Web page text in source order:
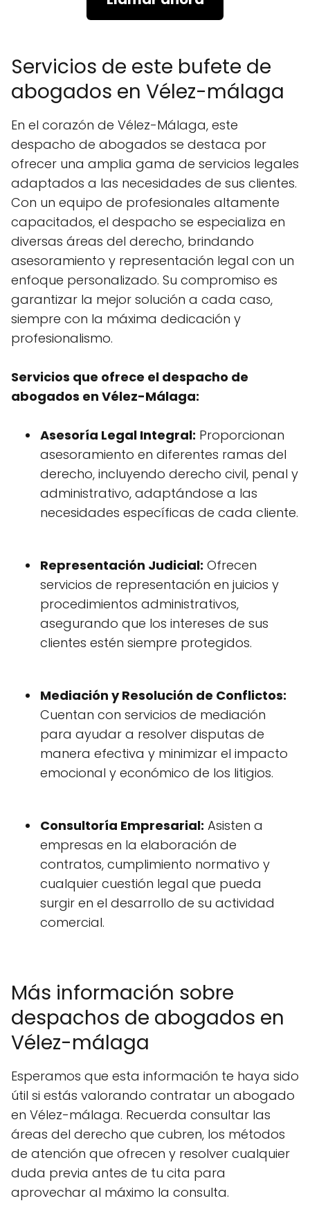
Servicios de este bufete de
abogados en Vélez-málaga
En el corazón de Vélez-Málaga, este
despacho de abogados se destaca por
ofrecer una amplia gama de servicios legales
adaptados a las necesidades de sus clientes.
Con un equipo de profesionales altamente
capacitados, el despacho se especializa en
diversas áreas del derecho, brindando
asesoramiento y representación legal con un
enfoque personalizado. Su compromiso es
garantizar la mejor solución a cada caso,
siempre con la máxima dedicación y
profesionalismo.
Servicios que ofrece el despacho de
abogados en Vélez-Málaga:
Asesoría Legal Integral: Proporcionan
asesoramiento en diferentes ramas del
derecho, incluyendo derecho civil, penal y
administrativo, adaptándose a las
necesidades específicas de cada cliente.
Representación Judicial: Ofrecen
servicios de representación en juicios y
procedimientos administrativos,
asegurando que los intereses de sus
clientes estén siempre protegidos.
Mediación y Resolución de Conflictos:
Cuentan con servicios de mediación
para ayudar a resolver disputas de
manera efectiva y minimizar el impacto
emocional y económico de los litigios.
Consultoría Empresarial: Asisten a
empresas en la elaboración de
contratos, cumplimiento normativo y
cualquier cuestión legal que pueda
surgir en el desarrollo de su actividad
comercial.
Más información sobre
despachos de abogados en
Vélez-málaga
Esperamos que esta información te haya sido
útil si estás valorando contratar un abogado
en Vélez-málaga. Recuerda consultar las
áreas del derecho que cubren, los métodos
de atención que ofrecen y resolver cualquier
duda previa antes de tu cita para
aprovechar al máximo la consulta.